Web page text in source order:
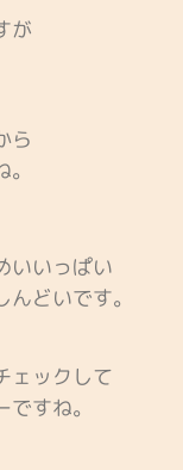
が
ら
いいっぱい
どいです。
ェックして
すね。